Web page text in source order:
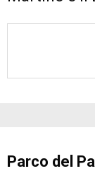
Parco del